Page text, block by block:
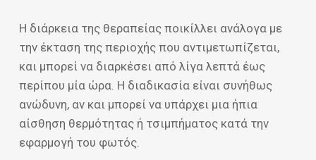
Η διάρκεια της θεραπείας ποικίλλει ανάλογα με
την έκταση της περιοχής που αντιμετωπίζεται,
και μπορεί να διαρκέσει από λίγα λεπτά έως
περίπου μία ώρα. Η διαδικασία είναι συνήθως
ανώδυνη, αν και μπορεί να υπάρχει μια ήπια
αίσθηση θερμότητας ή τσιμπήματος κατά την
εφαρμογή του φωτός.